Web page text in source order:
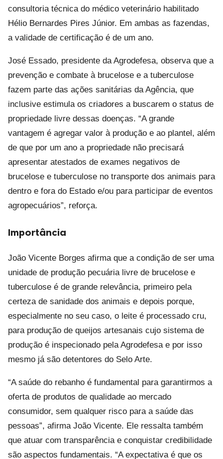
consultoria técnica do médico veterinário habilitado
Hélio Bernardes Pires Júnior. Em ambas as fazendas,
a validade de certificação é de um ano.
José Essado, presidente da Agrodefesa, observa que a
prevenção e combate à brucelose e a tuberculose
fazem parte das ações sanitárias da Agência, que
inclusive estimula os criadores a buscarem o status de
propriedade livre dessas doenças. “A grande
vantagem é agregar valor à produção e ao plantel, além
de que por um ano a propriedade não precisará
apresentar atestados de exames negativos de
brucelose e tuberculose no transporte dos animais para
dentro e fora do Estado e/ou para participar de eventos
agropecuários”, reforça.
Importância
João Vicente Borges afirma que a condição de ser uma
unidade de produção pecuária livre de brucelose e
tuberculose é de grande relevância, primeiro pela
certeza de sanidade dos animais e depois porque,
especialmente no seu caso, o leite é processado cru,
para produção de queijos artesanais cujo sistema de
produção é inspecionado pela Agrodefesa e por isso
mesmo já são detentores do Selo Arte.
“A saúde do rebanho é fundamental para garantirmos a
oferta de produtos de qualidade ao mercado
consumidor, sem qualquer risco para a saúde das
pessoas”, afirma João Vicente. Ele ressalta também
que atuar com transparência e conquistar credibilidade
são aspectos fundamentais. “A expectativa é que os